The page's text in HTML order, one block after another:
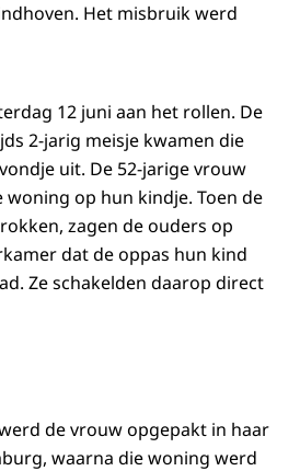
Het misbruik werd
12 juni aan het rollen. De
2-jarig meisje kwamen die
uit. De 52-jarige vrouw
woning op hun kindje. Toen de
zagen de ouders op
dat de oppas hun kind
Ze schakelden daarop direct
de vrouw opgepakt in haar
waarna die woning werd